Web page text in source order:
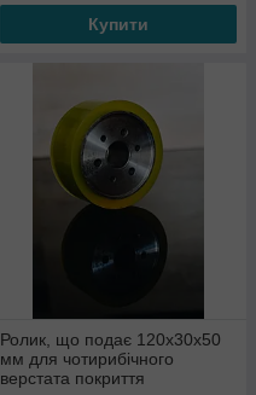
Купити
Ролик, що подає 120x30x50
мм для чотирибічного
верстата покриття